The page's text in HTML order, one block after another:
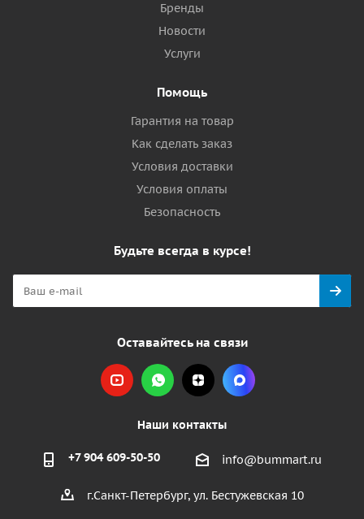
Бренды
Новости
Услуги
Помощь
Гарантия на товар
Как сделать заказ
Условия доставки
Условия оплаты
Безопасность
Будьте всегда в курсе!
Оставайтесь на связи
Наши контакты
+7 904 609-50-50 info@bummart.ru
г.Санкт-Петербург, ул. Бестужевская 10